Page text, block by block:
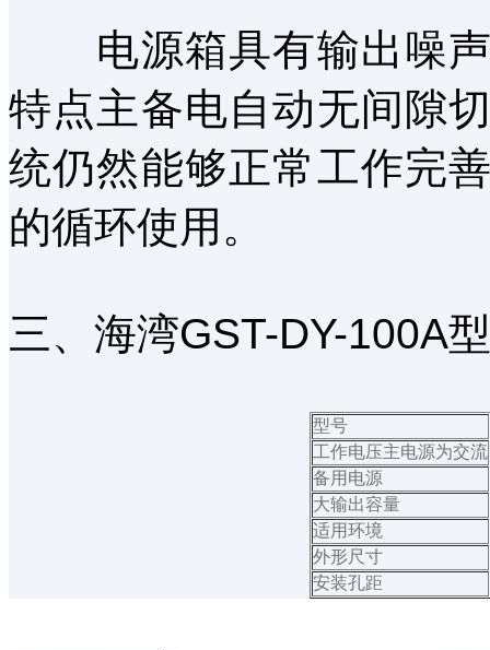
电源箱具有输出噪声
特点主备电自动无间隙
统仍然能够正常工作完
的循环使用。
三、海湾GST-DY-100A
型号
工作电压主电源为交流
备用电源
大输出容量
适用环境
外形尺寸
安装孔距